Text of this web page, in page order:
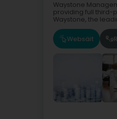
Waystone
providing full third-
Waystone, the
Websäit